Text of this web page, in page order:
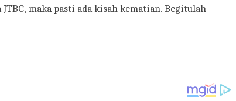
maka pasti ada kisah kematian. Begitulah